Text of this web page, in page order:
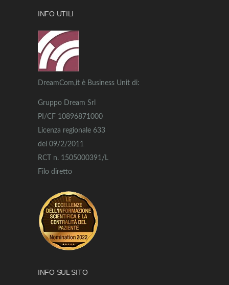
INFO UTILI
DreamCom,it è Business Unit di:
Gruppo Dream Srl
PI/CF 10896871000
Licenza regionale 633
del 09/2/2011
RCT n. 1505000391/L
Filo diretto
INFO SUL SITO